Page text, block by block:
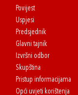
Povijest
Uspjesi
Predsjednik
Glavni tajnik
Izvršni odbor
Skupština
Pristup informacijama
Opći uvjeti korištenja